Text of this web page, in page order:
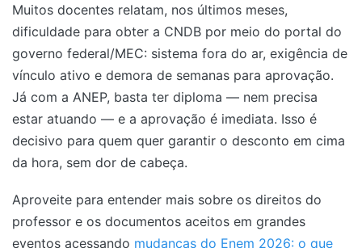
Muitos docentes relatam, nos últimos meses,
dificuldade para obter a CNDB por meio do portal do
governo federal/MEC: sistema fora do ar, exigência de
vínculo ativo e demora de semanas para aprovação.
Já com a ANEP, basta ter diploma — nem precisa
estar atuando — e a aprovação é imediata. Isso é
decisivo para quem quer garantir o desconto em cima
da hora, sem dor de cabeça.
Aproveite para entender mais sobre os direitos do
professor e os documentos aceitos em grandes
eventos acessando mudanças do Enem 2026: o que